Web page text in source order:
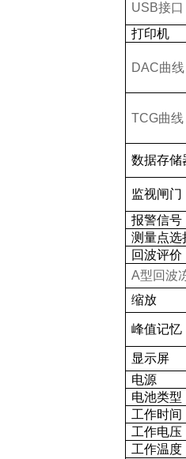
USB接口
打印机
DAC曲线
TCG曲线
数据存储
监视闸门
报警信号
测量点选
回波评价
A型回波
缩放
峰值记忆
显示屏
电源
电池类型
工作时间
工作电压
工作温度